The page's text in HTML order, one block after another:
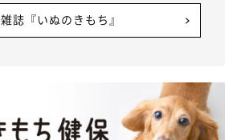
雑誌『いぬのきもち』